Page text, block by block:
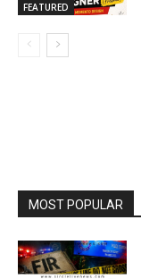
FEATURED
MOST POPULAR